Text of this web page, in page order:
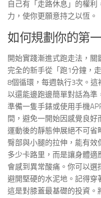
自己有「走路休息」的權
力，使你更願意持之以恆。
如何規劃你的第
開始實踐漸進式跑走法，
完全的新手從「跑1分鐘，
8個循環，每週執行3次。
以還能邊跑邊簡單對話為準
準備一隻手錶或使用手機
間，避免一開始因感覺良
運動後的靜態伸展絕不可省
臀部與小腿的拉伸，能有
多少卡路里，而是讓身體
會感到異常酸痛。你可以選
避開堅硬的水泥地。記得穿
這是對膝蓋最基礎的投資。